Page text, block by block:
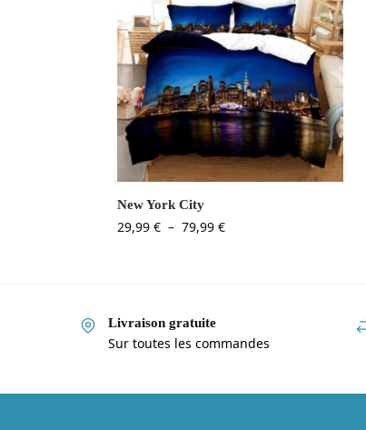
New York City
29,99 € – 79,99 €
Livraison gratuite
Sur toutes les commandes